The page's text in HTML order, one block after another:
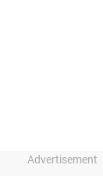
Advertisement